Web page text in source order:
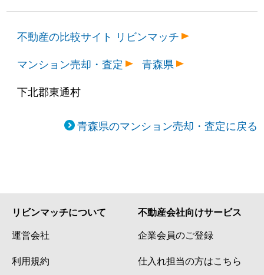
不動産の比較サイト リビンマッチ
マンション売却・査定
青森県
下北郡東通村
青森県のマンション売却・査定に戻る
リビンマッチについて
運営会社
利用規約
不動産会社向けサービス
企業会員のご登録
仕入れ担当の方はこちら